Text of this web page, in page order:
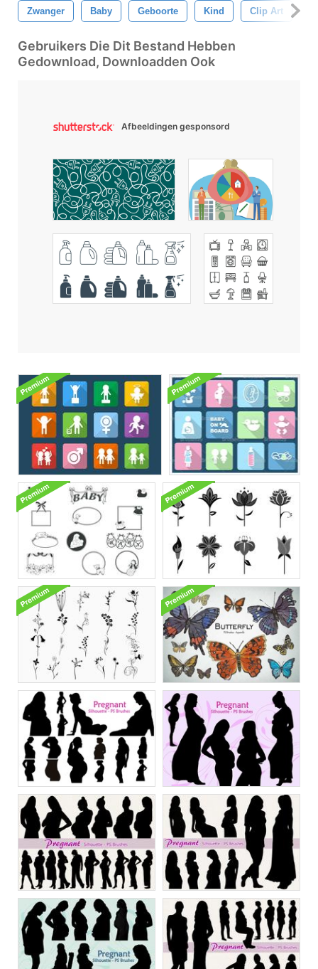
Zwanger Baby Geboorte Kind Clip Art
Gebruikers Die Dit Bestand Hebben
Gedownload, Downloadden Ook
Afbeeldingen gesponsord